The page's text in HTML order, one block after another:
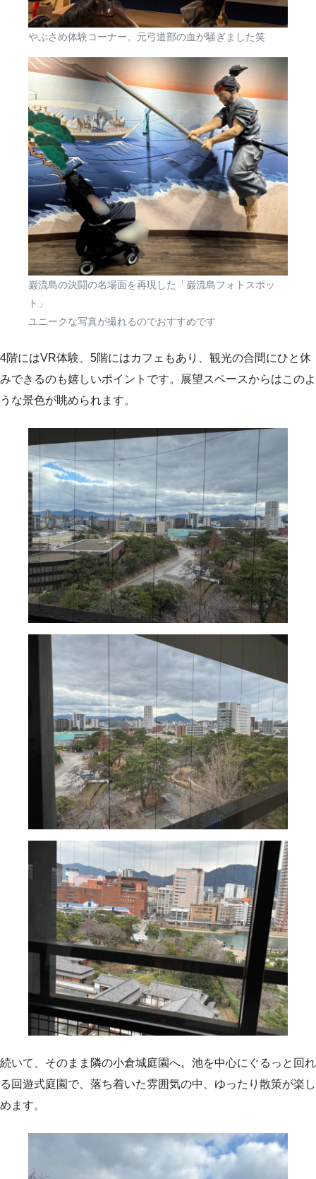
やぶさめ体験コーナー。元弓道部の血が騒ぎました笑
巌流島の決闘の名場面を再現した「巌流島フォトスポッ
ト」
ユニークな写真が撮れるのでおすすめです
4階にはVR体験、5階にはカフェもあり、観光の合間にひと休
みできるのも嬉しいポイントです。展望スペースからはこのよ
うな景色が眺められます。
続いて、そのまま隣の小倉城庭園へ。池を中心にぐるっと回れ
る回遊式庭園で、落ち着いた雰囲気の中、ゆったり散策が楽し
めます。